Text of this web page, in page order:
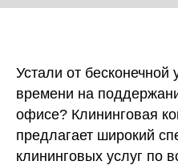
Устали от бесконечной
времени на
офисе? Клининговая
предлагает широкий
клининговых услуг по